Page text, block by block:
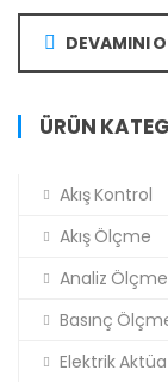
DEVAMINI
ÜRÜN
Akış Kontrol
Akış Ölçme
Analiz Ölçme
Basınç
Elektrik